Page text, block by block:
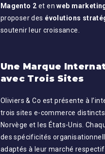
Magento 2 et enweb
proposer des évolutions
soutenir leur croissance.
Une Marque
avec Trois Sites
Oliviers & Co est présente à
trois sites e-commerce
Norvège et les États-Unis.
des spécificités
adaptés à leur marché respectif